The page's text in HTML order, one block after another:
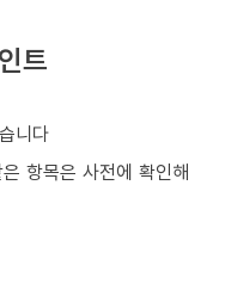
트
니다
항목은 사전에 확인해